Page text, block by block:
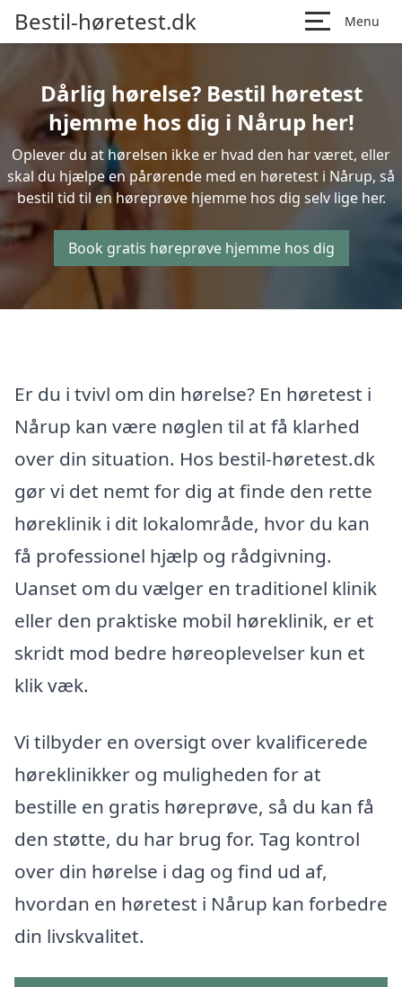
Bestil-høretest.dk Menu
Dårlig hørelse? Bestil høretest
hjemme hos dig i Nårup her!
Oplever du at hørelsen ikke er hvad den har været, eller
skal du hjælpe en pårørende med en høretest i Nårup, så
bestil tid til en høreprøve hjemme hos dig selv lige her.
Book gratis høreprøve hjemme hos dig
Er du i tvivl om din hørelse? En høretest i
Nårup kan være nøglen til at få klarhed
over din situation. Hos bestil-høretest.dk
gør vi det nemt for dig at finde den rette
høreklinik i dit lokalområde, hvor du kan
få professionel hjælp og rådgivning.
Uanset om du vælger en traditionel klinik
eller den praktiske mobil høreklinik, er et
skridt mod bedre høreoplevelser kun et
klik væk.
Vi tilbyder en oversigt over kvalificerede
høreklinikker og muligheden for at
bestille en gratis høreprøve, så du kan få
den støtte, du har brug for. Tag kontrol
over din hørelse i dag og find ud af,
hvordan en høretest i Nårup kan forbedre
din livskvalitet.